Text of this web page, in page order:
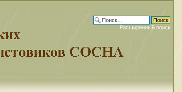
Расширенный поиск